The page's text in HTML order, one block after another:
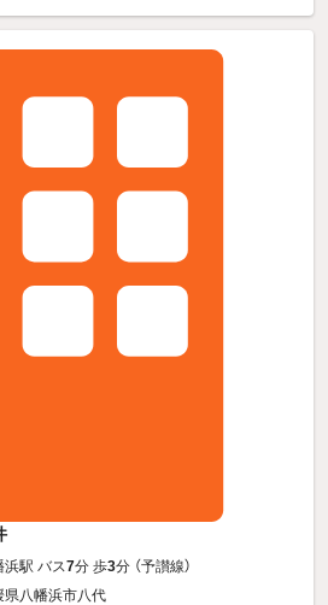
浜駅 バス7分 歩3分 （予讃線）
県八幡浜市八代